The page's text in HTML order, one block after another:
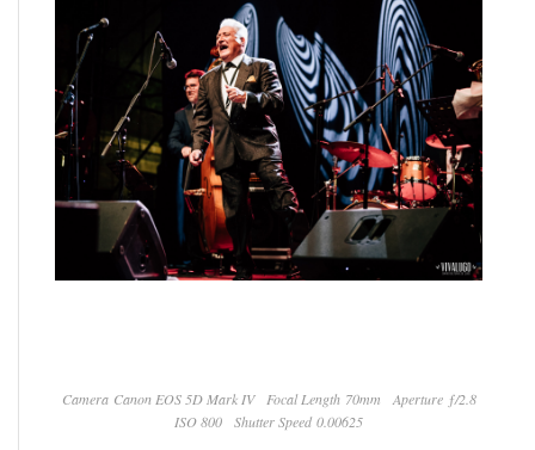
Camera Canon EOS 5D Mark IV Focal Length 70mm
Aperture ƒ/2.8
ISO 800
Shutter Speed 0.00625